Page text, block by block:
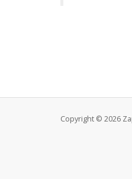
Copyright © 2026